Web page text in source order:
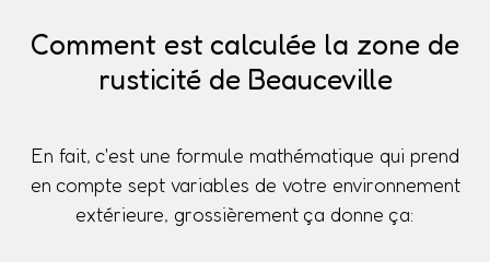
Comment est calculée la zone de
rusticité de Beauceville
En fait, c'est une formule mathématique qui prend
en compte sept variables de votre environnement
extérieure, grossièrement ça donne ça: